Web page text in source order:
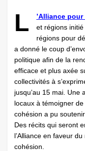
L ’Alliance
et régions
régions pour
a donné le coup
politique afin de la
efficace et plus axée
collectivités à
jusqu’au 15 mai. Une
locaux à témoigner
cohésion a pu
Des récits qui seront
l’Alliance en faveur
cohésion.